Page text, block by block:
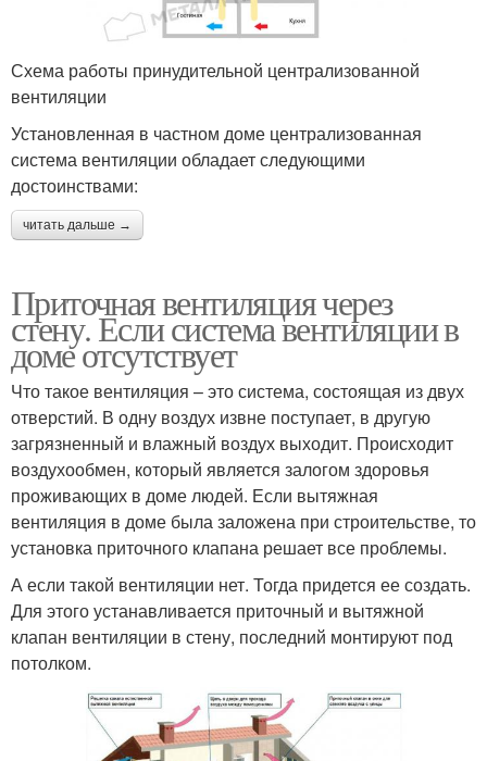
Схема работы принудительной централизованной
вентиляции
Установленная в частном доме централизованная
система вентиляции обладает следующими
достоинствами:
читать дальше →
Приточная вентиляция через
стену. Если система вентиляции в
доме отсутствует
Что такое вентиляция – это система, состоящая из двух
отверстий. В одну воздух извне поступает, в другую
загрязненный и влажный воздух выходит. Происходит
воздухообмен, который является залогом здоровья
проживающих в доме людей. Если вытяжная
вентиляция в доме была заложена при строительстве, то
установка приточного клапана решает все проблемы.
А если такой вентиляции нет. Тогда придется ее создать.
Для этого устанавливается приточный и вытяжной
клапан вентиляции в стену, последний монтируют под
потолком.